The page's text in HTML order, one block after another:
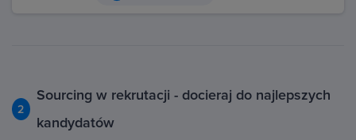
2
Sourcing w rekrutacji - docieraj do najlepszych
kandydatów